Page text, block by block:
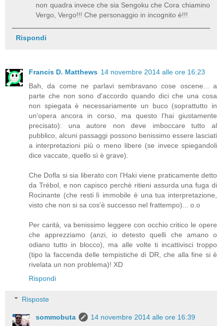
non quadra invece che sia Sengoku che Cora chiamino
Vergo, Vergo!!! Che personaggio in incognito è!!!
Rispondi
Francis D. Matthews 14 novembre 2014 alle ore 16:23
Bah, da come ne parlavi sembravano cose oscene... a
parte che non sono d'accordo quando dici che una cosa
non spiegata è necessariamente un buco (soprattutto in
un'opera ancora in corso, ma questo l'hai giustamente
precisato): una autore non deve imboccare tutto al
pubblico, alcuni passaggi possono benissimo essere lasciati
a interpretazioni più o meno libere (se invece spiegandoli
dice vaccate, quello sì è grave).
Che Dofla si sia liberato con l'Haki viene praticamente detto
da Trébol, e non capisco perchè ritieni assurda una fuga di
Rocinante (che resti lì immobile è una tua interpretazione,
visto che non si sa cos'è successo nel frattempo)... o.o
Per carità, va benissimo leggere con occhio critico le opere
che apprezziamo (anzi, io detesto quelli che amano o
odiano tutto in blocco), ma alle volte ti incattivisci troppo
(tipo la faccenda delle tempistiche di DR, che alla fine si è
rivelata un non problema)! XD
Rispondi
Risposte
sommobuta 14 novembre 2014 alle ore 16:39